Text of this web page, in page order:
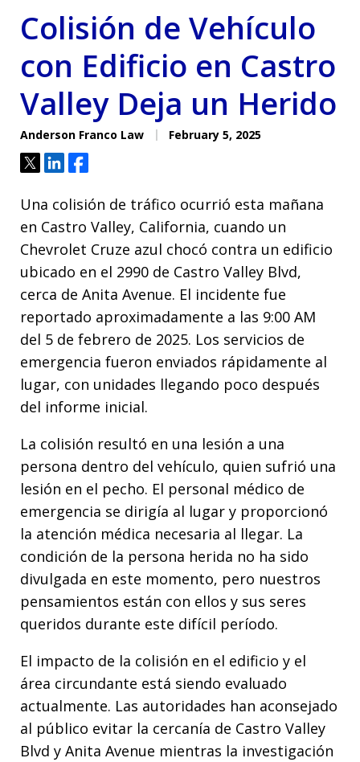
Colisión de Vehículo
con Edificio en Castro
Valley Deja un Herido
Anderson Franco Law February 5, 2025
TweetShareShare
Una colisión de tráfico ocurrió esta mañana
en Castro Valley, California, cuando un
Chevrolet Cruze azul chocó contra un edificio
ubicado en el 2990 de Castro Valley Blvd,
cerca de Anita Avenue. El incidente fue
reportado aproximadamente a las 9:00 AM
del 5 de febrero de 2025. Los servicios de
emergencia fueron enviados rápidamente al
lugar, con unidades llegando poco después
del informe inicial.
La colisión resultó en una lesión a una
persona dentro del vehículo, quien sufrió una
lesión en el pecho. El personal médico de
emergencia se dirigía al lugar y proporcionó
la atención médica necesaria al llegar. La
condición de la persona herida no ha sido
divulgada en este momento, pero nuestros
pensamientos están con ellos y sus seres
queridos durante este difícil período.
El impacto de la colisión en el edificio y el
área circundante está siendo evaluado
actualmente. Las autoridades han aconsejado
al público evitar la cercanía de Castro Valley
Blvd y Anita Avenue mientras la investigación